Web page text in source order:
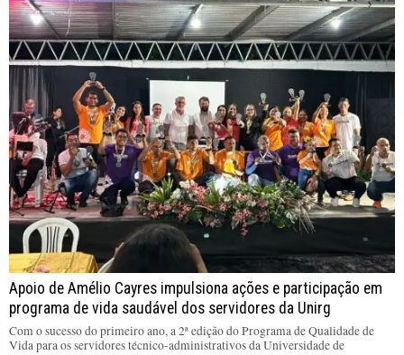
Apoio de Amélio Cayres impulsiona ações e participação em
programa de vida saudável dos servidores da Unirg
Com o sucesso do primeiro ano, a 2ª edição do Programa de Qualidade de
Vida para os servidores técnico-administrativos da Universidade de